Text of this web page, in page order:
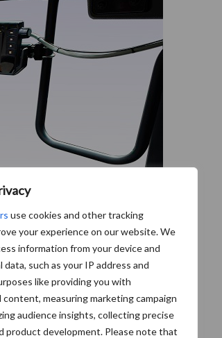
use cookies and other tracking
your experience on our website. We
information from your device and
such as your IP address and
like providing you with
content, measuring marketing campaign
audience insights, collecting precise
product development. Please note that